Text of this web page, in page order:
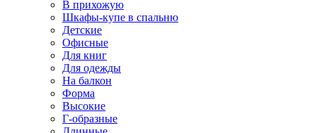
В прихожую
Шкафы-купе в спальню
Детские
Офисные
Для книг
Для одежды
На балкон
Форма
Высокие
Г-образные